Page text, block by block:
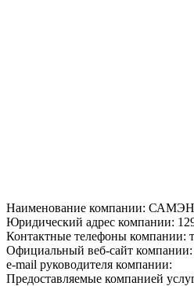
Наименование компании:
Юридический адрес компании:
Контактные телефоны компании:
Официальный веб-сайт компании:
e-mail руководителя компании:
Предоставляемые компанией